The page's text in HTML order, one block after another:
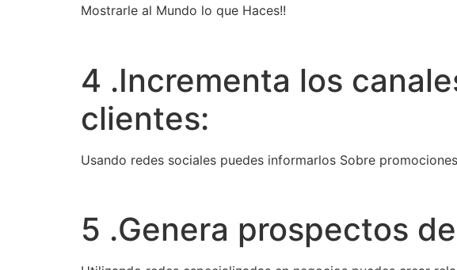
Mostrarle al Mundo lo que Haces!!
4 .Incrementa los
clientes:
Usando redes sociales puedes informarlos Sobre
5 .Genera prospectos